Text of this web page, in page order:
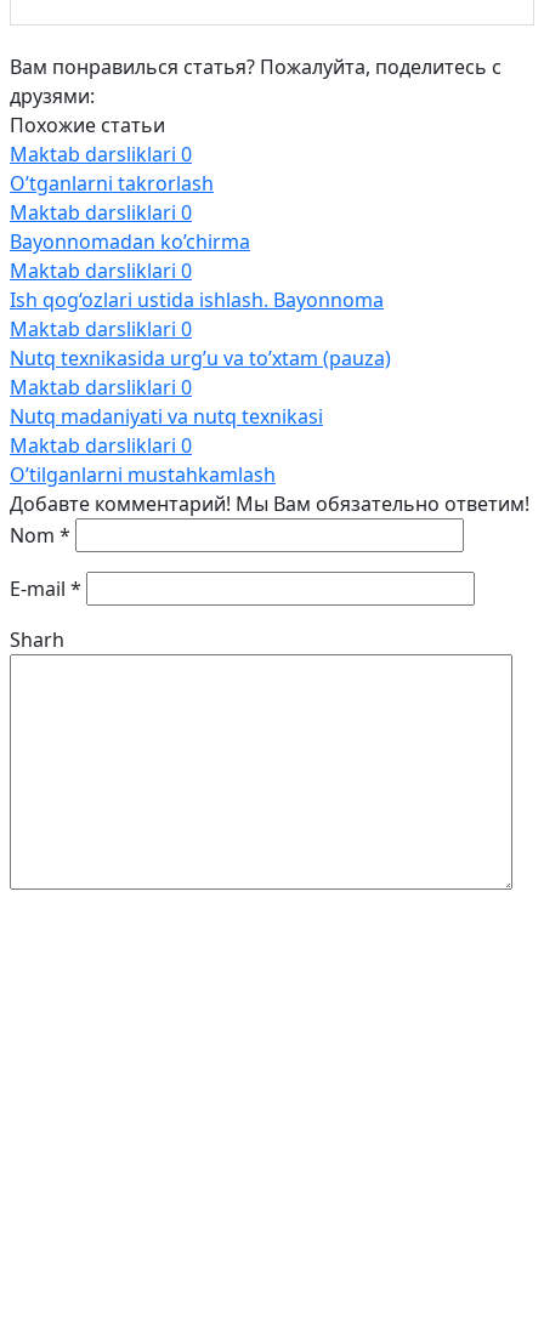
Вам понравилься статья? Пожалуйта, поделитесь с
друзями:
Похожие статьи
Maktab darsliklari 0
O’tganlarni takrorlash
Maktab darsliklari 0
Bayonnomadan ko’chirma
Maktab darsliklari 0
Ish qog‘ozlari ustida ishlash. Bayonnoma
Maktab darsliklari 0
Nutq texnikasida urg’u va to’xtam (pauza)
Maktab darsliklari 0
Nutq madaniyati va nutq texnikasi
Maktab darsliklari 0
O’tilganlarni mustahkamlash
Добавте комментарий! Мы Вам обязательно ответим!
Nom *
E-mail *
Sharh